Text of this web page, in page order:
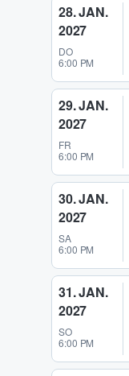
28. JAN.
2027
DO
6:00 PM
29. JAN.
2027
FR
6:00 PM
30. JAN.
2027
SA
6:00 PM
31. JAN.
2027
SO
6:00 PM